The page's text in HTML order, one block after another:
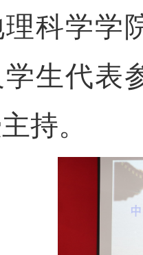
科学学
生代表
持。